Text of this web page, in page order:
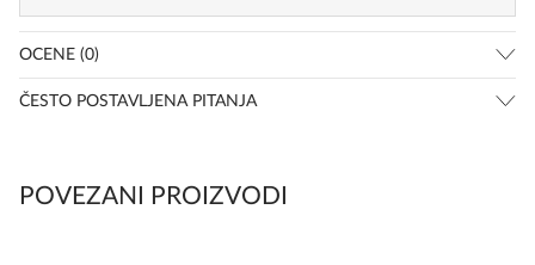
OCENE (0)
ČESTO POSTAVLJENA PITANJA
POVEZANI PROIZVODI